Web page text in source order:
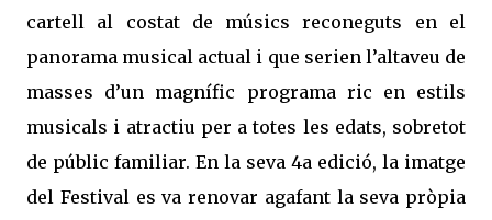
cartell al costat de músics reconeguts en el
panorama musical actual i que serien l’altaveu de
masses d’un magnífic programa ric en estils
musicals i atractiu per a totes les edats, sobretot
de públic familiar. En la seva 4a edició, la imatge
del Festival es va renovar agafant la seva pròpia